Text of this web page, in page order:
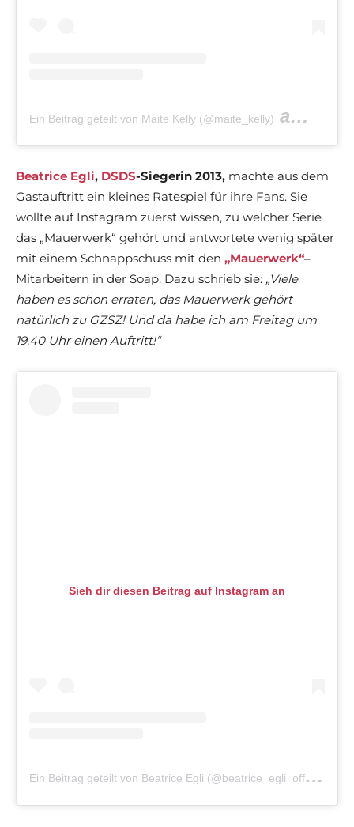
Ein Beitrag geteilt von Maite Kelly (@maite_kelly) am
Beatrice Egli, DSDS-Siegerin 2013, machte aus dem
Gastauftritt ein kleines Ratespiel für ihre Fans. Sie
wollte auf Instagram zuerst wissen, zu welcher Serie
das „Mauerwerk“ gehört und antwortete wenig später
mit einem Schnappschuss mit den „Mauerwerk“–
Mitarbeitern in der Soap. Dazu schrieb sie: „Viele
haben es schon erraten, das Mauerwerk gehört
natürlich zu GZSZ! Und da habe ich am Freitag um
19.40 Uhr einen Auftritt!“
Sieh dir diesen Beitrag auf Instagram an
E
in Beitrag geteilt von Beatrice Egli (@beatrice_egli_offiziell)